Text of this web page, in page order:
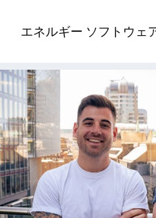
エネルギー ソフトウェ